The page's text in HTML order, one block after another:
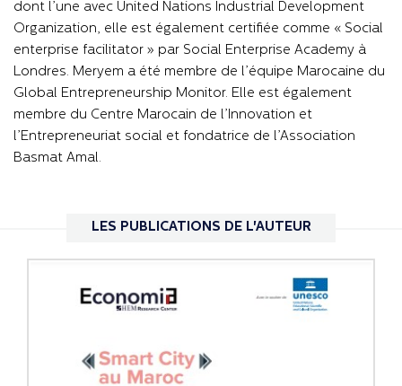
dont l’une avec United Nations Industrial Development
Organization, elle est également certifiée comme « Social
enterprise facilitator » par Social Enterprise Academy à
Londres. Meryem a été membre de l’équipe Marocaine du
Global Entrepreneurship Monitor. Elle est également
membre du Centre Marocain de l’Innovation et
l’Entrepreneuriat social et fondatrice de l’Association
Basmat Amal.
LES PUBLICATIONS DE L'AUTEUR